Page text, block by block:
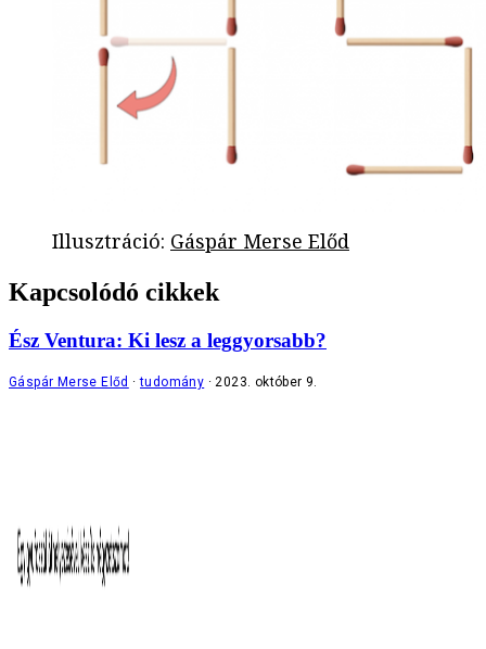
Illusztráció: Gáspár Merse Előd
Kapcsolódó cikkek
Ész Ventura: Ki lesz a leggyorsabb?
Gáspár Merse Előd tudomány 2023. október 9.